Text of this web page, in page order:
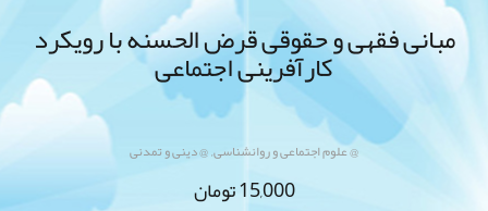
مبانی فقهی و حقوقی قرض الحسنه با رویکرد
کارآفرینی اجتماعی
@ علوم اجتماعی و روانشناسی,@ دینی و تمدنی
15,000تومان